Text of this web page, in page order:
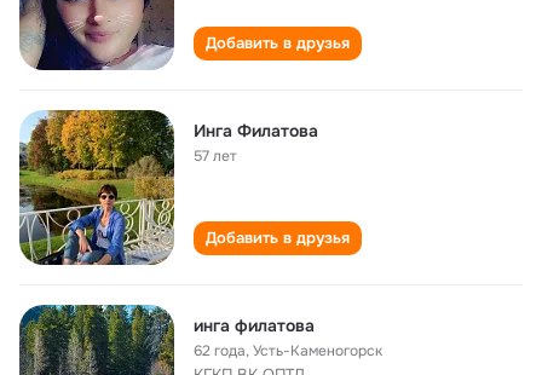
Добавить в друзья
Инга Филатова
57 лет
Добавить в друзья
инга филатова
62 года,Усть-Каменогорск